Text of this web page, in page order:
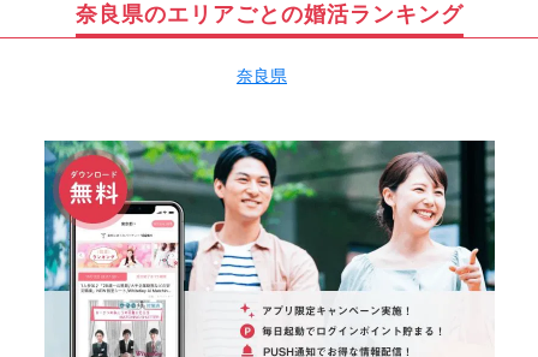
奈良県のエリアごとの婚活ランキング
奈良県